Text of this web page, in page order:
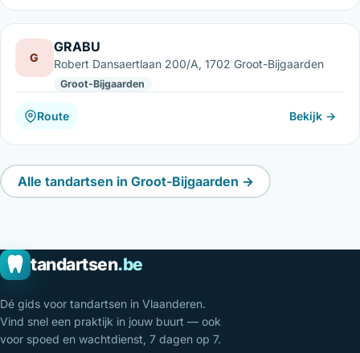
G
GRABU
Robert Dansaertlaan 200/A, 1702 Groot-Bijgaarden
Groot-Bijgaarden
Route Bekijk →
Alle tandartsen in Groot-Bijgaarden →
tandartsen.be
Dé gids voor tandartsen in Vlaanderen.
Vind snel een praktijk in jouw buurt — ook
voor spoed en wachtdienst, 7 dagen op 7.